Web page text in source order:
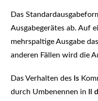
Das
Ausgabegerätes ab. Auf
mehrspaltige Ausgabe
anderen Fällen wird die
Das Verhalten des ls
durch Umbenennen in